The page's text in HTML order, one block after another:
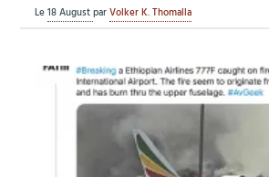
Le18 AugustparVolker K. Thomalla